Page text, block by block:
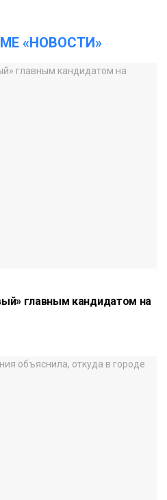
«НОВОСТИ»
главным кандидатом на